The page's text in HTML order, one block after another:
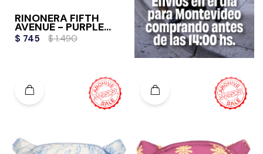
RIÑONERA FIFTH
AVENUE - PURPLE
PETALS
$ 745 $ 1.490